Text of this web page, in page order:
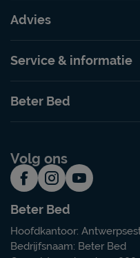
Advies
Service & informatie
Beter Bed
Volg ons
Beter Bed
Hoofdkantoor:
Bedrijfsnaam: Beter Bed